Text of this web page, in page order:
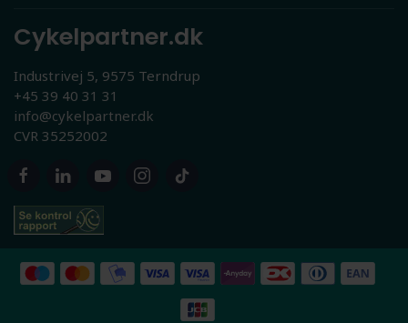
Cykelpartner.dk
Industrivej 5, 9575 Terndrup
+45 39 40 31 31
info@cykelpartner.dk
CVR 35252002